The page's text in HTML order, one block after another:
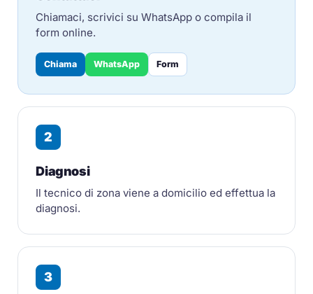
Chiamaci, scrivici su WhatsApp o compila il
form online.
Chiama WhatsApp Form
2
Diagnosi
Il tecnico di zona viene a domicilio ed effettua la
diagnosi.
3